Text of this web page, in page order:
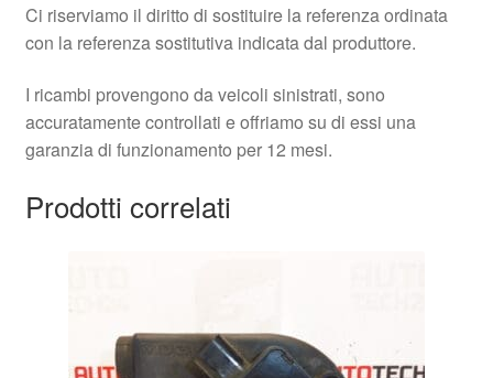
Ci riserviamo il diritto di sostituire la referenza ordinata
con la referenza sostitutiva indicata dal produttore.
I ricambi provengono da veicoli sinistrati, sono
accuratamente controllati e offriamo su di essi una
garanzia di funzionamento per 12 mesi.
Prodotti correlati